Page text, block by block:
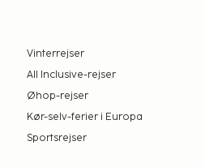
Vinterrejser
All Inclusive-rejser
Øhop-rejser
Kør-selv-ferier i Europa
Sportsrejser